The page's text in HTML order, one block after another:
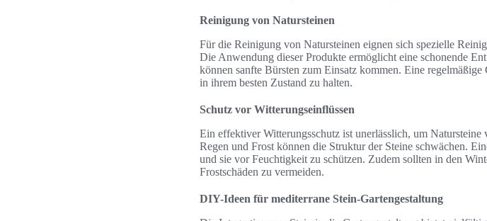
Reinigung von Natursteinen
Für die Reinigung von Natursteinen eignen sich spezielle
Die Anwendung dieser Produkte ermöglicht eine schonende
können sanfte Bürsten zum Einsatz kommen. Eine
in ihrem besten Zustand zu halten.
Schutz vor Witterungseinflüssen
Ein effektiver Witterungsschutz ist unerlässlich, um
Regen und Frost können die Struktur der Steine schwächen.
und sie vor Feuchtigkeit zu schützen. Zudem sollten in den
Frostschäden zu vermeiden.
DIY-Ideen für mediterrane Stein-Gartengestaltung